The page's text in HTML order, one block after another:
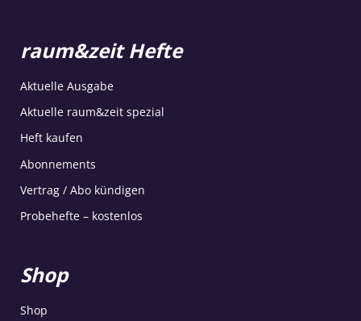
raum&zeit Hefte
Aktuelle Ausgabe
Aktuelle raum&zeit spezial
Heft kaufen
Abonnements
Vertrag / Abo kündigen
Probehefte – kostenlos
Shop
Shop